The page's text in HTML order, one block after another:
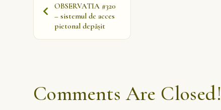
OBSERVATIA #320
– sistemul de acces
pietonal depășit
Comments Are Closed!